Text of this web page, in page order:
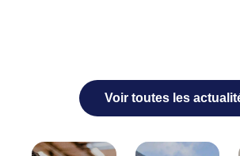
Voir toutes les